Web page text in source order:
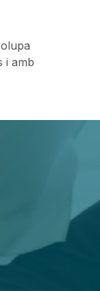
i amb